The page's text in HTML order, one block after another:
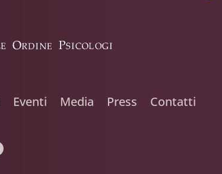
Eventi Media Press Contatti